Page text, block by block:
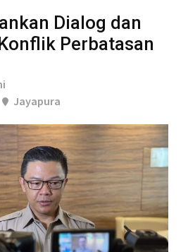
Dialog dan
Perbatasan
Jayapura